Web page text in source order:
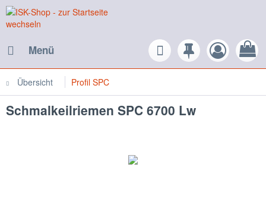
Menü
Übersicht Profil SPC
Schmalkeilriemen SPC 6700 Lw